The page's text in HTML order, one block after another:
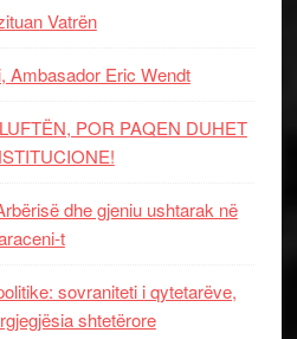
Vatrën
Ambasador Eric Wendt
POR PAQEN DUHET
dhe gjeniu ushtarak në
t
sovraniteti i qytetarëve,
shtetërore